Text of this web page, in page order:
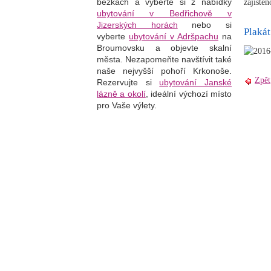
Plakát
Zpět
ubytování v Bedřichově v
Jizerských horách nebo si
vyberte ubytování v Adršpachu na
Broumovsku a objevte skalní
města. Nezapomeňte navštívit také
naše nejvyšší pohoří Krkonoše.
Rezervujte si ubytování Janské
lázně a okolí, ideální výchozí místo
pro Vaše výlety.